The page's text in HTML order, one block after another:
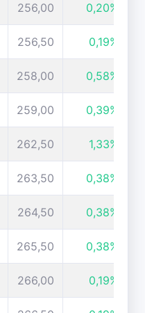
256,00 0,20%
256,50 0,19%
258,00 0,58%
259,00 0,39%
262,50 1,33%
263,50 0,38%
264,50 0,38%
265,50 0,38%
266,00 0,19%